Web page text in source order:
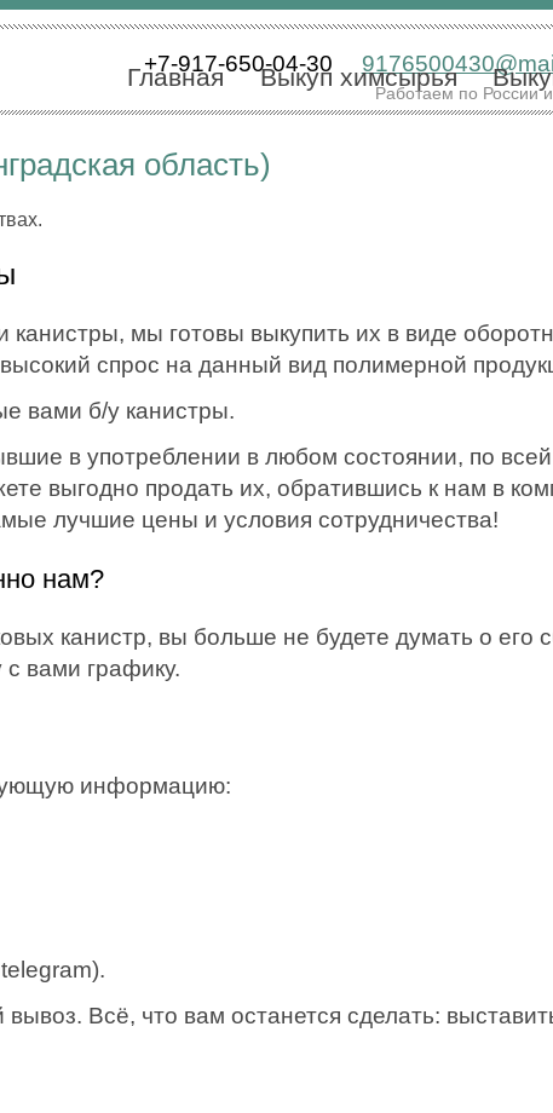
+7-917-650-04-30
Работаем по России
Главная Выкуп химсырья
область)
мы готовы выкупить их в виде
спрос на данный вид полимерной
вами б/у канистры.
в употреблении в любом состоянии, по
выгодно продать их, обратившись к нам в
лучшие цены и условия сотрудничества!
нам?
канистр, вы больше не будете думать о
вами графику.
информацию:
Всё, что вам останется сделать: